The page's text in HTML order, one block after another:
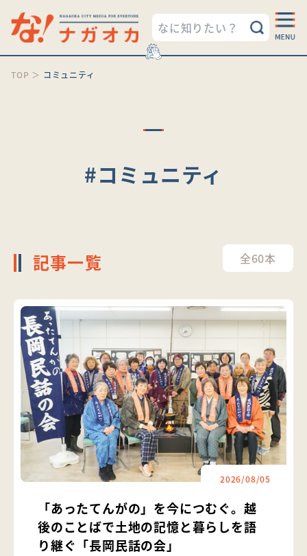
TOP ＞ コミュニティ
#コミュニティ
記事一覧 全60本
2026/08/05
「あったてんがの」を今につむぐ。越
後のことばで土地の記憶と暮らしを語
り継ぐ「長岡民話の会」